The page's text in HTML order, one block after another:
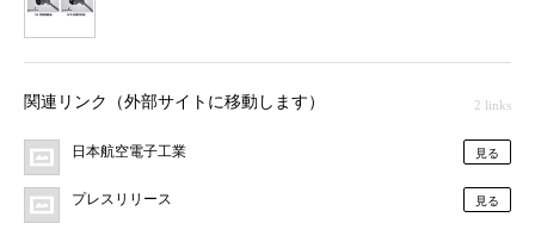
関連リンク（外部サイトに移動します） 2 links
日本航空電子工業 見る
プレスリリース 見る